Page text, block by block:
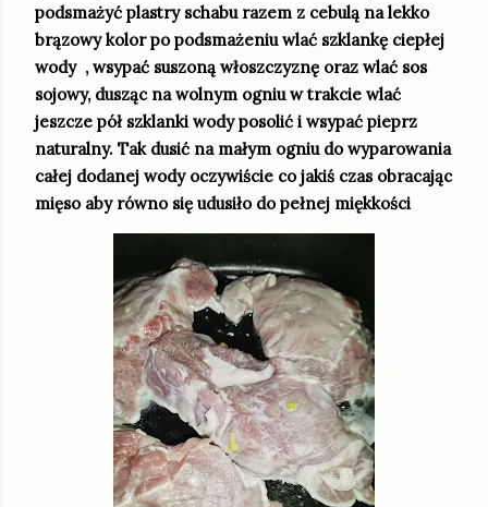
podsmażyć plastry schabu razem z cebulą na lekko
brązowy kolor po podsmażeniu wlać szklankę ciepłej
wody , wsypać suszoną włoszczyznę oraz wlać sos
sojowy, dusząc na wolnym ogniu w trakcie wlać
jeszcze pół szklanki wody posolić i wsypać pieprz
naturalny. Tak dusić na małym ogniu do wyparowania
całej dodanej wody oczywiście co jakiś czas obracając
mięso aby równo się udusiło do pełnej miękkości